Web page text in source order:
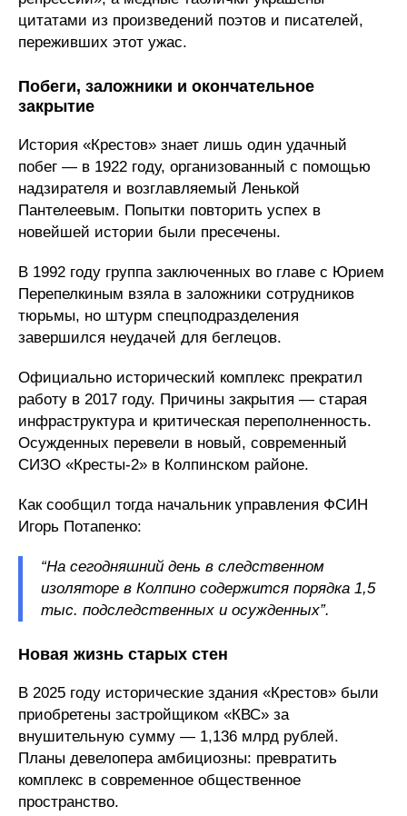
цитатами из произведений поэтов и писателей,
переживших этот ужас.
Побеги, заложники и окончательное
закрытие
История «Крестов» знает лишь один удачный
побег — в 1922 году, организованный с помощью
надзирателя и возглавляемый Ленькой
Пантелеевым. Попытки повторить успех в
новейшей истории были пресечены.
В 1992 году группа заключенных во главе с Юрием
Перепелкиным взяла в заложники сотрудников
тюрьмы, но штурм спецподразделения
завершился неудачей для беглецов.
Официально исторический комплекс прекратил
работу в 2017 году. Причины закрытия — старая
инфраструктура и критическая переполненность.
Осужденных перевели в новый, современный
СИЗО «Кресты-2» в Колпинском районе.
Как сообщил тогда начальник управления ФСИН
Игорь Потапенко:
“На сегодняшний день в следственном
изоляторе в Колпино содержится порядка 1,5
тыс. подследственных и осужденных”.
Новая жизнь старых стен
В 2025 году исторические здания «Крестов» были
приобретены застройщиком «КВС» за
внушительную сумму — 1,136 млрд рублей.
Планы девелопера амбициозны: превратить
комплекс в современное общественное
пространство.